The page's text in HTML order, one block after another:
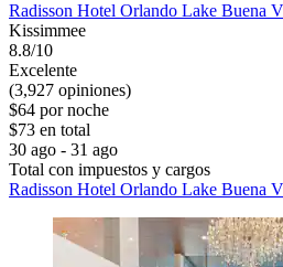
Radisson Hotel Orlando Lake Buena
Kissimmee
8.8/10
Excelente
(3,927 opiniones)
$64 por noche
$73 en total
30 ago - 31 ago
Total con impuestos y cargos
Radisson Hotel Orlando Lake Buena